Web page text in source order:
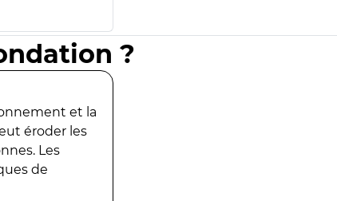
?
et la
éroder les
Les
de